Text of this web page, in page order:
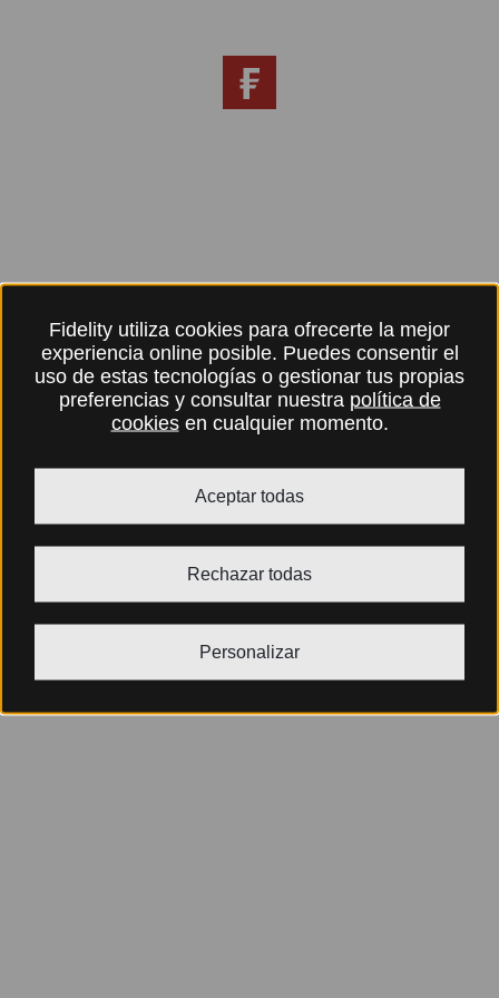
Fidelity utiliza cookies para ofrecerte la mejor
experiencia online posible. Puedes consentir el
uso de estas tecnologías o gestionar tus propias
preferencias y consultar nuestra política de
cookiesen cualquier momento.
Aceptar todas
Rechazar todas
Personalizar